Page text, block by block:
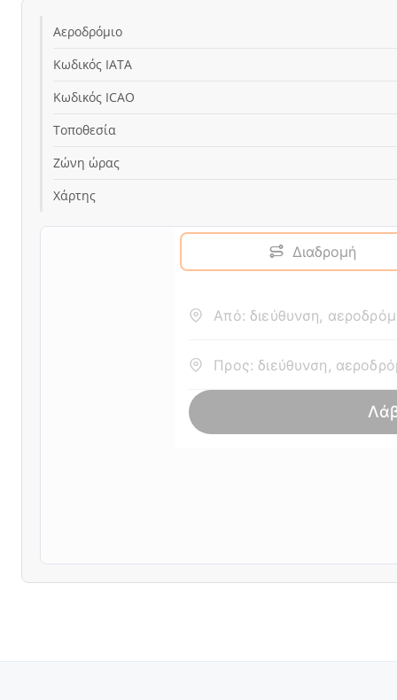
Αεροδρόμιο
Κωδικός IATA
Κωδικός ICAO
Τοποθεσία
Ζώνη ώρας
Χάρτης